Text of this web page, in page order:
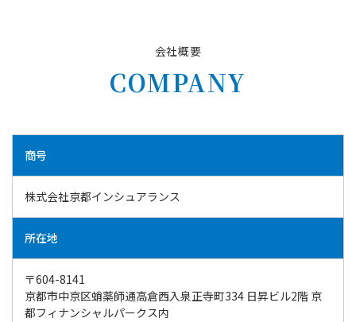
会社概要
COMPANY
商号
株式会社京都インシュアランス
所在地
〒604-8141
​​​​​​​京都市中京区蛸薬師通高倉西入泉正寺町334 日昇ビル2階 京
都フィナンシャルパークス内